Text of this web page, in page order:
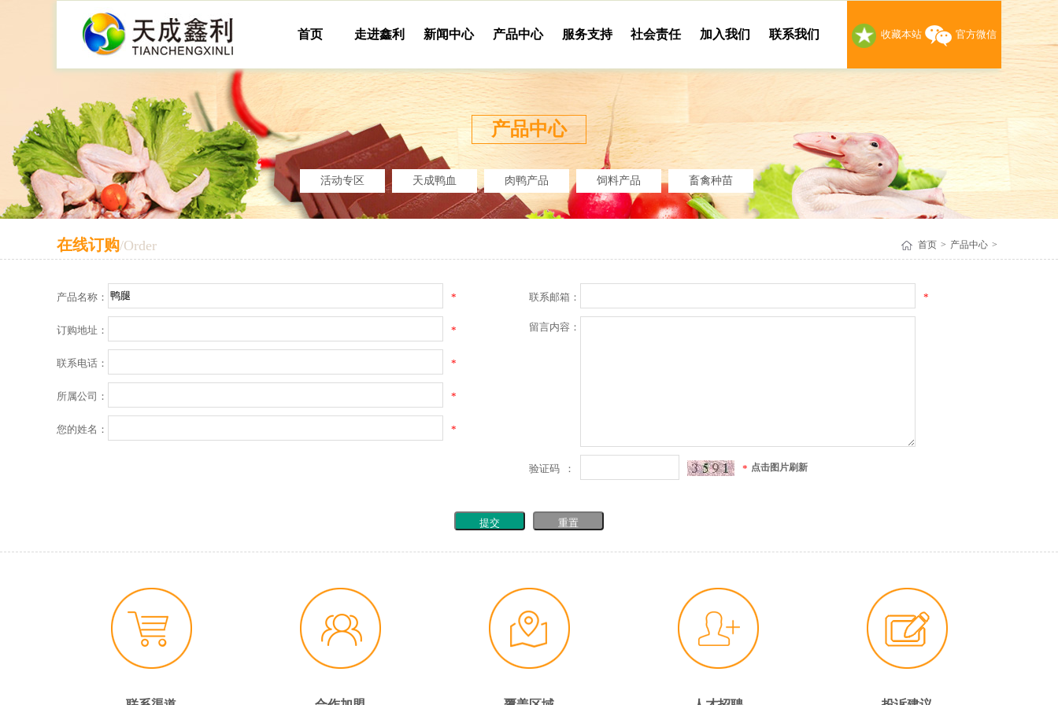
官方微信
收藏本站
首页 走进鑫利 新闻中心 产品中心 服务支持 社会责任 加入我们 联系我们
产品中心
活动专区 天成鸭血 肉鸭产品 饲料产品 畜禽种苗
在线订购/Order 首页 > 产品中心 >
产品名称： *
订购地址： *
联系电话： *
所属公司： *
您的姓名： *
联系邮箱： *
留言内容：
验证码 ： * 点击图片刷新
提交 重置